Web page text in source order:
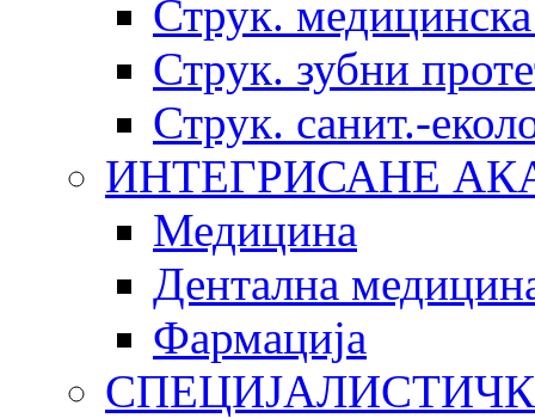
Струк. медицинска
Струк. зубни
Струк. санит.-
ИНТЕГРИСАНЕ
Медицина
Дентална
Фармација